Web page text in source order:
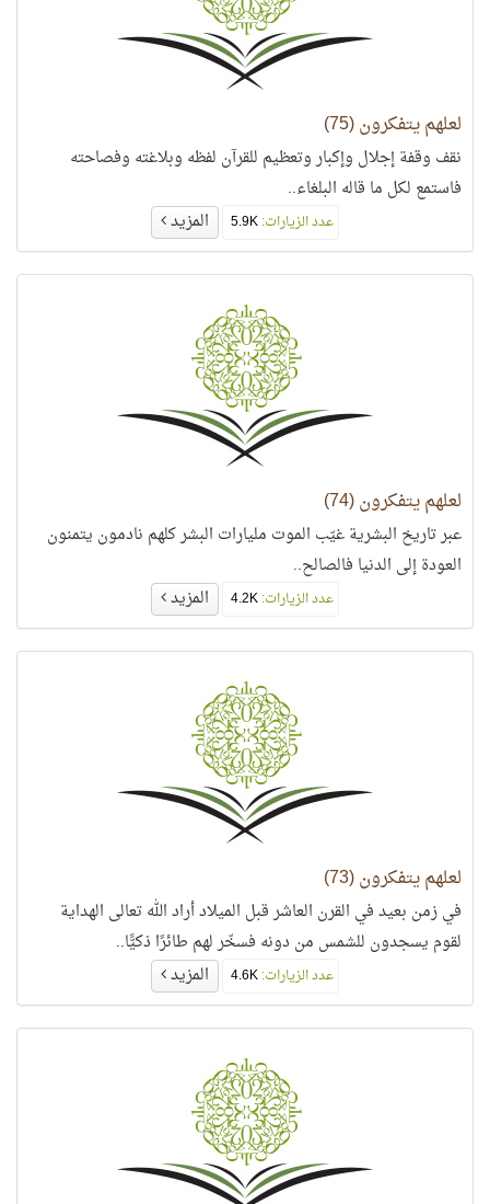
لعلهم يتفكرون (75)
نقف وقفة إجلال وإكبار وتعظيم للقرآن لفظه وبلاغته وفصاحته
فاستمع لكل ما قاله البلغاء..
عدد الزيارات: المزيد
لعلهم يتفكرون (74)
عبر تاريخ البشرية غيّب الموت مليارات البشر كلهم نادمون يتمنون
العودة إلى الدنيا فالصالح..
عدد الزيارات: المزيد
لعلهم يتفكرون (73)
في زمن بعيد في القرن العاشر قبل الميلاد أراد الله تعالى الهداية
لقوم يسجدون للشمس من دونه فسخّر لهم طائرًا ذكيًّا..
عدد الزيارات: المزيد